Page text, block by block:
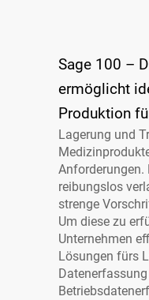
Digitale
Sage 100 –
ermöglicht
Produktion
Lagerung und
Anforderungen.
reibungslos
strenge
Um diese zu
Unternehmen
Lösungen fürs